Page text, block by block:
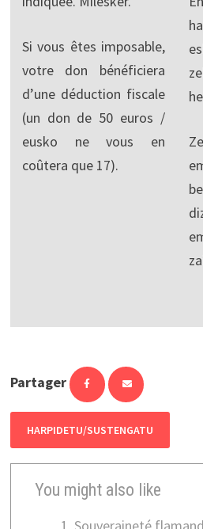
Si vous êtes imposable,
votre don bénéficiera
d’une déduction fiscale
(un don de 50 euros /
eusko ne vous en
coûtera que 17).
Partager
HARPIDETU/SUSTENGATU
You might also like